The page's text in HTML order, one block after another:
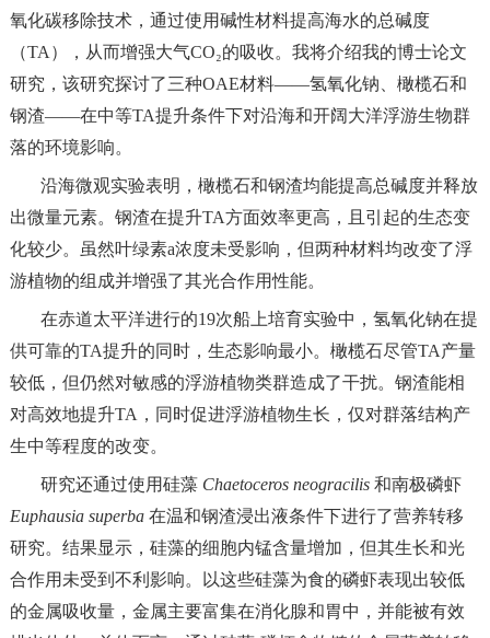
氧化碳移除技术，通过使用碱性材料提高海水的总碱度
（TA），从而增强大气CO₂的吸收。我将介绍我的博士论文
研究，该研究探讨了三种OAE材料——氢氧化钠、橄榄石和
钢渣——在中等TA提升条件下对沿海和开阔大洋浮游生物群
落的环境影响。
沿海微观实验表明，橄榄石和钢渣均能提高总碱度并释放
出微量元素。钢渣在提升TA方面效率更高，且引起的生态变
化较少。虽然叶绿素a浓度未受影响，但两种材料均改变了浮
游植物的组成并增强了其光合作用性能。
在赤道太平洋进行的19次船上培育实验中，氢氧化钠在提
供可靠的TA提升的同时，生态影响最小。橄榄石尽管TA产量
较低，但仍然对敏感的浮游植物类群造成了干扰。钢渣能相
对高效地提升TA，同时促进浮游植物生长，仅对群落结构产
生中等程度的改变。
研究还通过使用硅藻 Chaetoceros neogracilis和南极磷虾
Euphausia superba在温和钢渣浸出液条件下进行了营养转移
研究。结果显示，硅藻的细胞内锰含量增加，但其生长和光
合作用未受到不利影响。以这些硅藻为食的磷虾表现出较低
的金属吸收量，金属主要富集在消化腺和胃中，并能被有效